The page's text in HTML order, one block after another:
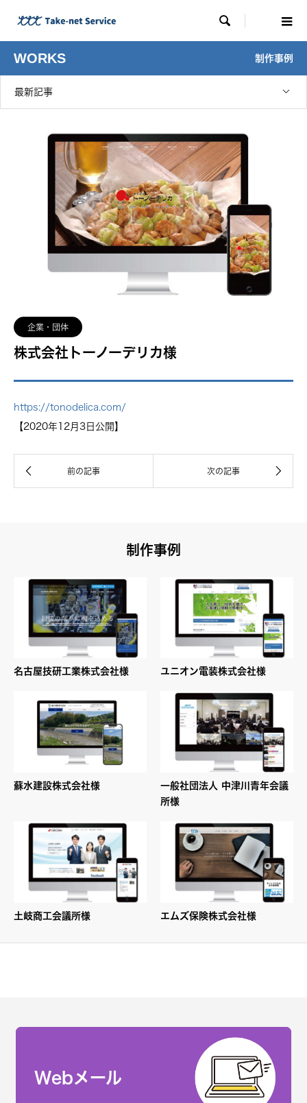

WORKS 制作事例
最新記事
企業・団体
株式会社トーノーデリカ様
https://tonodelica.com/
【2020年12月3日公開】
制作事例
名古屋技研工業株式会社様 ユニオン電装株式会社様
蘇水建設株式会社様
一般社団法人 中津川青年会議
所様
土岐商工会議所様 エムズ保険株式会社様
Webメール